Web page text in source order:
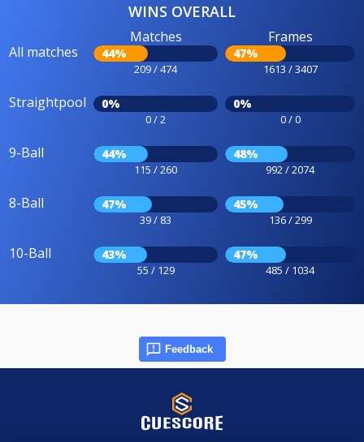
WINS OVERALL
All matches
Matches
44%
209 / 474
Frames
47%
1613 / 3407
Straightpool 0%
0 / 2
0%
0 / 0
9-Ball 44%
115 / 260
48%
992 / 2074
8-Ball 47%
39 / 83
45%
136 / 299
10-Ball 43%
55 / 129
47%
485 / 1034
Feedback